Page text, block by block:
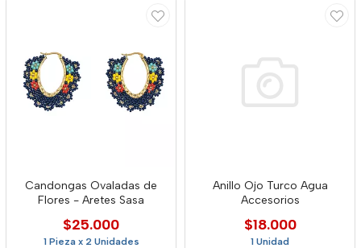
Candongas Ovaladas de
Flores - Aretes Sasa
$25.000
1 Pieza x 2 Unidades
Anillo Ojo Turco Agua
Accesorios
$18.000
1 Unidad